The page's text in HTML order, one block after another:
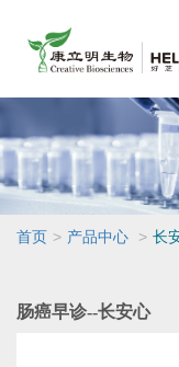
首页 > 产品中心 > 长
肠癌早诊--长安心